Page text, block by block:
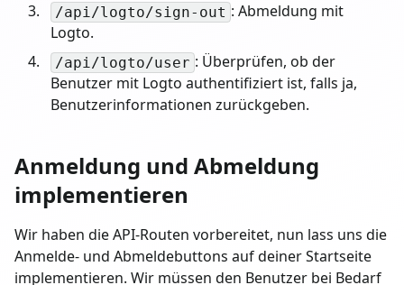
/api/logto/sign-out : Abmeldung mit
Logto.
/api/logto/user : Überprüfen, ob der
Benutzer mit Logto authentifiziert ist, falls ja,
Benutzerinformationen zurückgeben.
Anmeldung und Abmeldung
implementieren
Wir haben die API-Routen vorbereitet, nun lass uns die
Anmelde- und Abmeldebuttons auf deiner Startseite
implementieren. Wir müssen den Benutzer bei Bedarf